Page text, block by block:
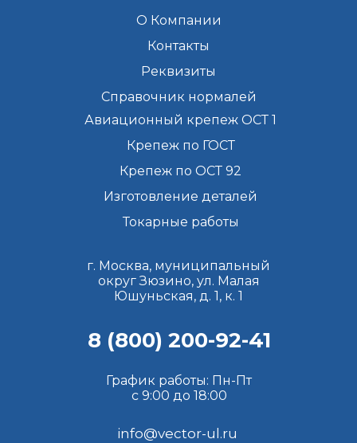
info@vector-ul.ru
График работы: Пн-Пт
с 9:00 до 18:00
г. Москва, муниципальный
округ Зюзино, ул. Малая
Юшуньская, д. 1, к. 1
О Компании
Контакты
Реквизиты
Справочник нормалей
Авиационный крепеж ОСТ 1
Крепеж по ГОСТ
Крепеж по ОСТ 92
Изготовление деталей
Токарные работы
8 (800) 200-92-41